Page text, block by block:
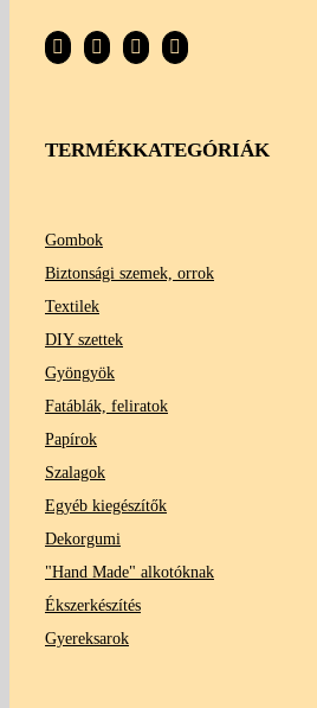
TERMÉKKATEGÓRIÁK
Gombok
Biztonsági szemek, orrok
Textilek
DIY szettek
Gyöngyök
Fatáblák, feliratok
Papírok
Szalagok
Egyéb kiegészítők
Dekorgumi
"Hand Made" alkotóknak
Ékszerkészítés
Gyereksarok